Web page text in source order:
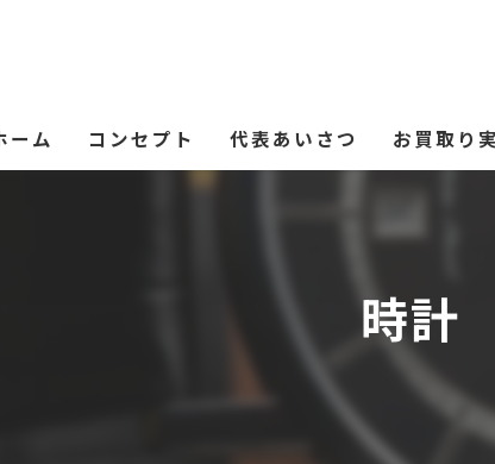
ーム コンセプト 代表あいさつ お買取り
時計